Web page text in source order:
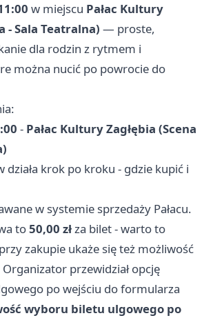
w miejscu Pałac Kultury
- Sala Teatralna) — proste,
dla rodzin z rytmem i
można nucić po powrocie do
- Pałac Kultury Zagłębia (Scena
działa krok po kroku - gdzie kupić i
w systemie sprzedaży Pałacu.
to50,00 złza bilet - warto to
zakupie ukaże się też możliwość
przewidział opcję
po wejściu do formularza
wyboru biletu ulgowego po